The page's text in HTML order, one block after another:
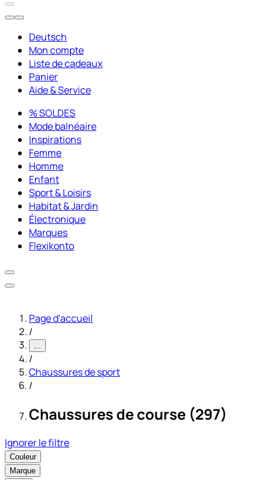
Deutsch
Mon compte
Liste de cadeaux
Panier
Aide & Service
% SOLDES
Mode balnéaire
Inspirations
Femme
Homme
Enfant
Sport & Loisirs
Habitat & Jardin
Électronique
Marques
Flexikonto
Page d'accueil
/
...
/
Chaussures de sport
/
Chaussures de course (297)
Ignorer le filtre
Couleur
Marque